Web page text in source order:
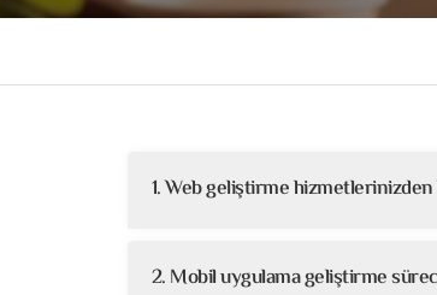
1. Web geliştirme
2. Mobil uygulama geliştirme